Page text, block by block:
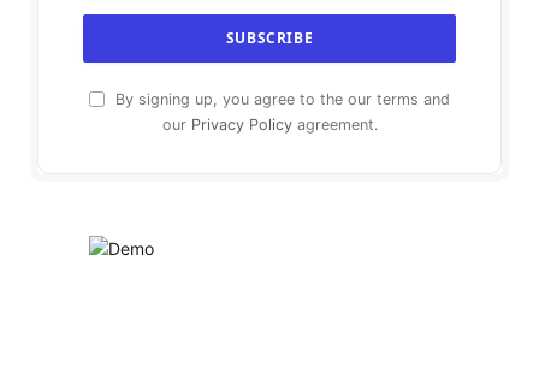
By signing up, you agree to the our terms and
our Privacy Policyagreement.